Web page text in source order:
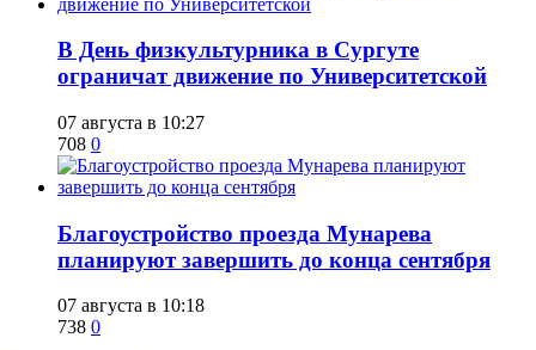
​В День физкультурника в Сургуте
ограничат движение по Университетской
07 августа в 10:27
708 0
Благоустройство проезда Мунарева
планируют завершить до конца сентября
07 августа в 10:18
738 0